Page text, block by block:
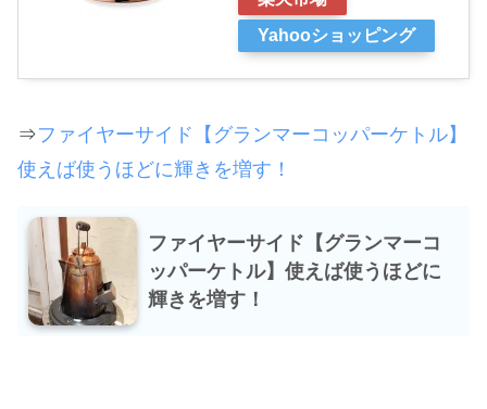
Yahooショッピング
⇒ファイヤーサイド【グランマーコッパーケトル】
使えば使うほどに輝きを増す！
ファイヤーサイド【グランマーコ
ッパーケトル】使えば使うほどに
輝きを増す！